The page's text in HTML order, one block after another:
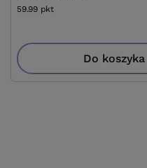
59.99 pktpunktów
Do koszyka